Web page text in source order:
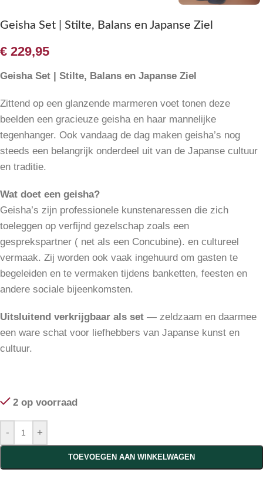
Geisha Set | Stilte, Balans en Japanse Ziel
€ 229,95
Geisha Set | Stilte, Balans en Japanse Ziel
Zittend op een glanzende marmeren voet tonen deze
beelden een gracieuze geisha en haar mannelijke
tegenhanger. Ook vandaag de dag maken geisha’s nog
steeds een belangrijk onderdeel uit van de Japanse cultuur
en traditie.
Wat doet een geisha?
Geisha’s zijn professionele kunstenaressen die zich
toeleggen op verfijnd gezelschap zoals een
gesprekspartner ( net als een Concubine). en cultureel
vermaak. Zij worden ook vaak ingehuurd om gasten te
begeleiden en te vermaken tijdens banketten, feesten en
andere sociale bijeenkomsten.
Uitsluitend verkrijgbaar als set — zeldzaam en daarmee
een ware schat voor liefhebbers van Japanse kunst en
cultuur.
2 op voorraad
- +
TOEVOEGEN AAN WINKELWAGEN